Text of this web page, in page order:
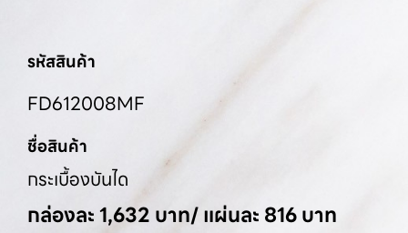
รหัสสินค้า
FD612008MF
ชื่อสินค้า
กระเบื้องบันได
กล่องละ 1,632 บาท/ แผ่นละ 816 บาท